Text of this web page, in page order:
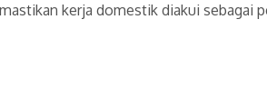
kerja domestik diakui sebagai